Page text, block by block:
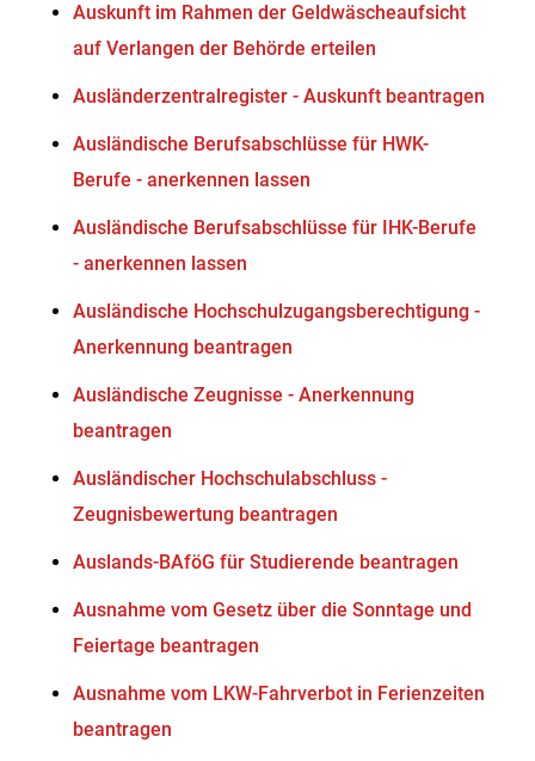
Auskunft im Rahmen der Geldwäscheaufsicht
auf Verlangen der Behörde erteilen
Ausländerzentralregister - Auskunft beantragen
Ausländische Berufsabschlüsse für HWK-
Berufe - anerkennen lassen
Ausländische Berufsabschlüsse für IHK-Berufe
- anerkennen lassen
Ausländische Hochschulzugangsberechtigung -
Anerkennung beantragen
Ausländische Zeugnisse - Anerkennung
beantragen
Ausländischer Hochschulabschluss -
Zeugnisbewertung beantragen
Auslands-BAföG für Studierende beantragen
Ausnahme vom Gesetz über die Sonntage und
Feiertage beantragen
Ausnahme vom LKW-Fahrverbot in Ferienzeiten
beantragen